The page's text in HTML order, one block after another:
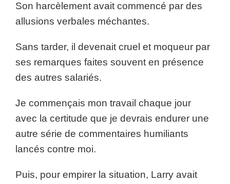
Son harcèlement avait commencé par des
allusions verbales méchantes.
Sans tarder, il devenait cruel et moqueur par
ses remarques faites souvent en présence
des autres salariés.
Je commençais mon travail chaque jour
avec la certitude que je devrais endurer une
autre série de commentaires humiliants
lancés contre moi.
Puis, pour empirer la situation, Larry avait